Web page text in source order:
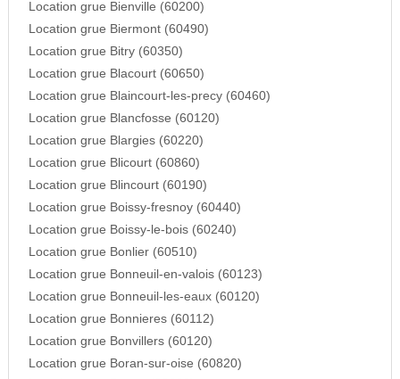
Location grue Bienville (60200)
Location grue Biermont (60490)
Location grue Bitry (60350)
Location grue Blacourt (60650)
Location grue Blaincourt-les-precy (60460)
Location grue Blancfosse (60120)
Location grue Blargies (60220)
Location grue Blicourt (60860)
Location grue Blincourt (60190)
Location grue Boissy-fresnoy (60440)
Location grue Boissy-le-bois (60240)
Location grue Bonlier (60510)
Location grue Bonneuil-en-valois (60123)
Location grue Bonneuil-les-eaux (60120)
Location grue Bonnieres (60112)
Location grue Bonvillers (60120)
Location grue Boran-sur-oise (60820)